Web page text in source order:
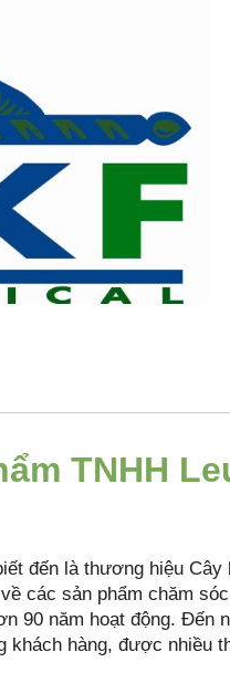
TNHH
đến là thương hiệu
các sản phẩm chăm
90 năm hoạt động. Đến
khách hàng, được nhiều